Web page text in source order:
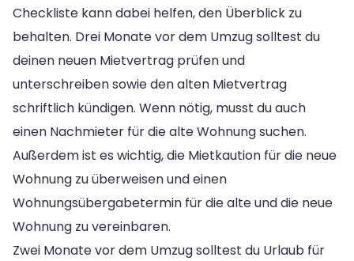
Checkliste kann dabei helfen, den Überblick zu
behalten. Drei Monate vor dem Umzug solltest du
deinen neuen Mietvertrag prüfen und
unterschreiben sowie den alten Mietvertrag
schriftlich kündigen. Wenn nötig, musst du auch
einen Nachmieter für die alte Wohnung suchen.
Außerdem ist es wichtig, die Mietkaution für die neue
Wohnung zu überweisen und einen
Wohnungsübergabetermin für die alte und die neue
Wohnung zu vereinbaren.
Zwei Monate vor dem Umzug solltest du Urlaub für